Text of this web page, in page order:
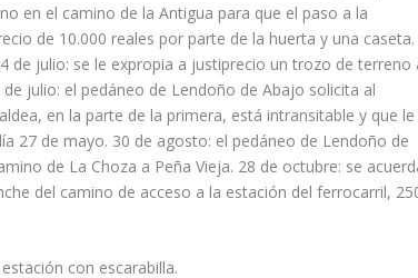
en el camino de la Antigua para que el paso a la
de 10.000 reales por parte de la huerta y una caseta.
de julio: se le expropia a justiprecio un trozo de terreno
julio: el pedáneo de Lendoño de Abajo solicita al
en la parte de la primera, está intransitable y que le
27 de mayo. 30 de agosto: el pedáneo de Lendoño de
de La Choza a Peña Vieja. 28 de octubre: se
del camino de acceso a la estación del ferrocarril,
con escarabilla.